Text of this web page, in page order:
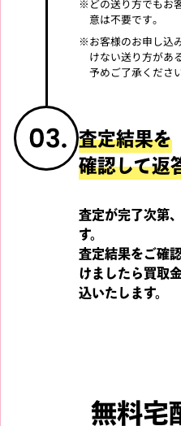
買取強化中!!
KAGE 2014 サマパケ
買取強化中!!
THAILAND タイ フォトブ
※ どの送り方でもお
意は不要です。
※お客様のお申し込
けない送り方があ
予めご了承ください
査定結果を
確認して返
査定が完了次第
す。
査定結果をご確
けましたら買取
込いたします。
無料宅